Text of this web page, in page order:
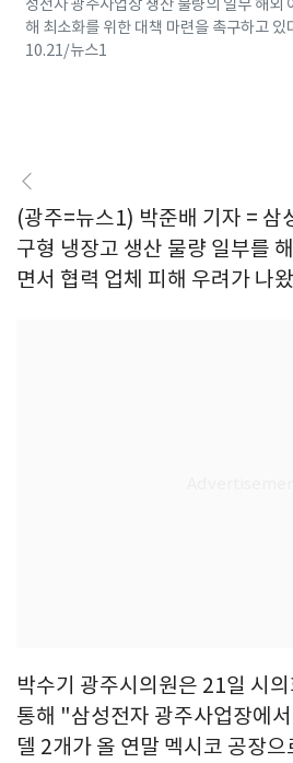
성전자 광주사업장 생산 물량의 일부 해외
해 최소화를 위한 대책 마련을 촉구하고
10.21/뉴스1
(광주=뉴스1) 박준배 기자 = 삼
구형 냉장고 생산 물량 일부를
면서 협력 업체 피해 우려가 나
박수기 광주시의원은 21일 시
통해 "삼성전자 광주사업장에
델 2개가 올 연말 멕시코 공장